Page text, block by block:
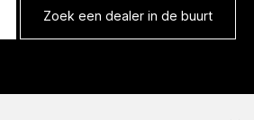
Zoek een dealer in de buurt